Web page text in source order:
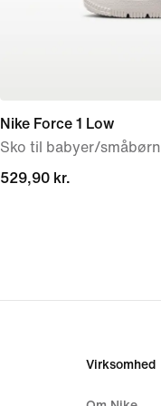
Nike Force 1 Low
Sko til babyer/småbørn
529,90 kr.
529,90 kr.
Virksomhed